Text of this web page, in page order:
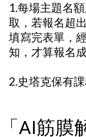
1.每場主題名
取，若報名超
填寫完表單，
知，才算報名
2.史塔克保有